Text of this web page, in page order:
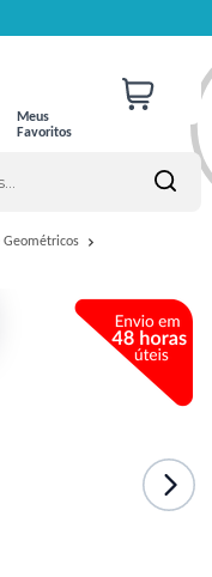
Meus
Favoritos
Geométricos